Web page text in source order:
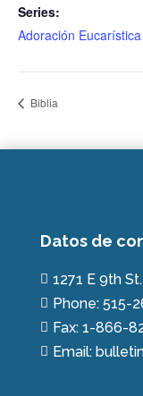
Series:
Adoración Eucarística
Biblia
Datos de
 1271 E 9th
 Phone: 515-
 Fax: 1-866-
 Email: